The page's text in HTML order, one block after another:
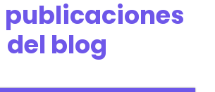
publicaciones
del blog